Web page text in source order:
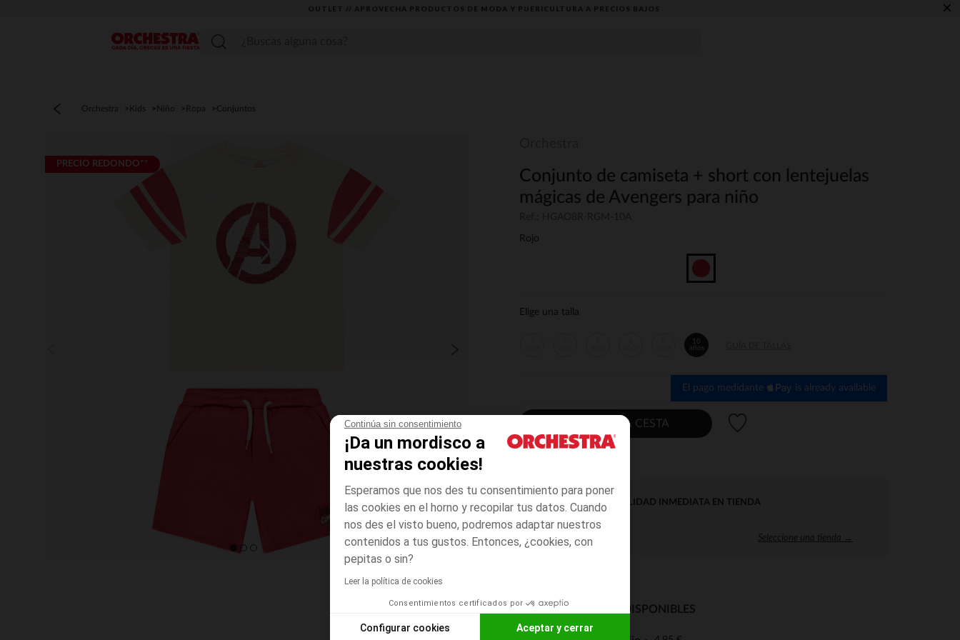
Continúa sin consentimiento
¡Da un mordisco a
nuestras cookies!
Esperamos que nos des tu consentimiento para poner
las cookies en el horno y recopilar tus datos. Cuando
nos des el visto bueno, podremos adaptar nuestros
contenidos a tus gustos. Entonces, ¿cookies, con
pepitas o sin?
Leer la política de cookies
Consentimientos certificados por
Configurar cookies Aceptar y cerrar
OUTLET // APROVECHA PRODUCTOS DE MODA Y PUERICULTURA A PRECIOS BAJOS ×
Menú
Orchestra Kids Niño Ropa Conjuntos
PRECIO REDONDO**
Conjunto de camiseta + short con lentejuelas
mágicas de Avengers para niño
Rojo
Elige una talla
10
años
El pago medidante is already available
AÑADIR A LA CESTA
DISPONIBILIDAD INMEDIATA EN TIENDA
Seleccione una tienda →
MODOS DE ENVÍO DISPONIBLES